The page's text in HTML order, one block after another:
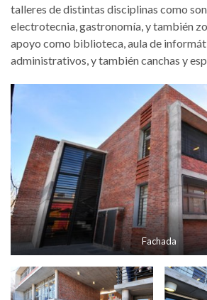
talleres de distintas disciplinas como
electrotecnia, gastronomía, y también
apoyo como biblioteca, aula de
administrativos, y también canchas y
Fachada